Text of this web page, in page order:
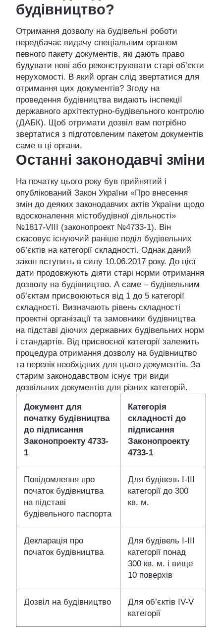
будівництво?
Отримання дозволу на будівельні роботи
передбачає видачу спеціальним органом
певного пакету документів, які дають право
будувати нові або реконструювати старі об’єкти
нерухомості. В який орган слід звертатися для
отримання цих документів? Згоду на
проведення будівництва видають інспекції
державного архітектурно-будівельного контролю
(ДАБК). Щоб отримати дозвіл вам потрібно
звертатися з підготовленим пакетом документів
саме в ці органи.
Останні законодавчі зміни
На початку цього року був прийнятий і
опублікований Закон України «Про внесення
змін до деяких законодавчих актів України щодо
вдосконалення містобудівної діяльності»
№1817-VIII (законопроект №4733-1). Він
скасовує існуючий раніше поділ будівельних
об’єктів на категорії складності. Однак даний
закон вступить в силу 10.06.2017 року. До цієї
дати продовжують діяти старі норми отримання
дозволу на будівництво. А саме – будівельним
об’єктам присвоюються від 1 до 5 категорії
складності. Визначають рівень складності
проектні організації та замовники будівництва
на підставі діючих державних будівельних норм
і стандартів. Від присвоєної категорії залежить
процедура отримання дозволу на будівництво
та перелік необхідних для цього документів. За
старим законодавством існує три види
дозвільних документів для різних категорій.
Документ для
початку будівництва
до підписання
Законопроекту 4733-
1
Категорія
складності до
підписання
Законопроекту
4733-1
Повідомлення про
початок будівництва
на підставі
будівельного паспорта
Для будівель I-III
категорії до 300
кв. м.
Декларація про
початок будівництва
Для будівель I-III
категорії понад
300 кв. м. і вище
10 поверхів
Дозвіл на будівництво
Для об’єктів IV-V
категорії